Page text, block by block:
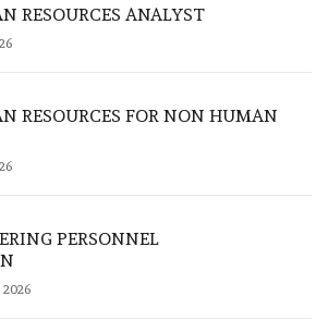
RESOURCES ANALYST
RESOURCES FOR NON HUMAN
PERSONNEL